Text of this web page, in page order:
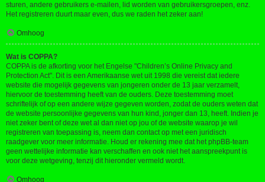
sturen, andere gebruikers e-mailen, lid worden van gebruikersgroepen, enz.
Het registreren duurt maar even, dus we raden het zeker aan!
Omhoog
Wat is COPPA?
COPPA is de afkorting voor het Engelse "Children’s Online Privacy and
Protection Act". Dit is een Amerikaanse wet uit 1998 die vereist dat iedere
website die mogelijk gegevens van jongeren onder de 13 jaar verzamelt,
hiervoor de toestemming heeft van de ouders. Deze toestemming moet
schriftelijk of op een andere wijze gegeven worden, zodat de ouders weten dat
de website persoonlijke gegevens van hun kind, jonger dan 13, heeft. Indien je
niet zeker bent of deze wet al dan niet op jou of de website waarop je wil
registreren van toepassing is, neem dan contact op met een juridisch
raadgever voor meer informatie. Houd er rekening mee dat het phpBB-team
geen wettelijke informatie kan verschaffen en ook niet het aanspreekpunt is
voor deze wetgeving, tenzij dit hieronder vermeld wordt.
Omhoog